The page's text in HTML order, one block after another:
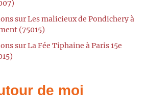
sur Les malicieux de Pondichery à
(75015)
sur La Fée Tiphaine à Paris 15e
de moi